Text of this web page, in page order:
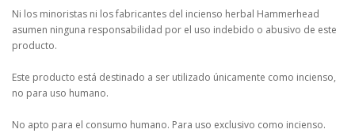
Ni los minoristas ni los fabricantes del incienso herbal Hammerhead
asumen ninguna responsabilidad por el uso indebido o abusivo de este
producto.
Este producto está destinado a ser utilizado únicamente como incienso,
no para uso humano.
No apto para el consumo humano. Para uso exclusivo como incienso.